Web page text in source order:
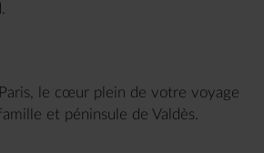
le cœur plein de votre voyage
et péninsule de Valdès.